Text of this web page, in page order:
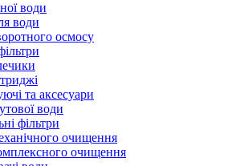
води
води
осмосу
та аксесуари
води
фільтри
очищення
очищення